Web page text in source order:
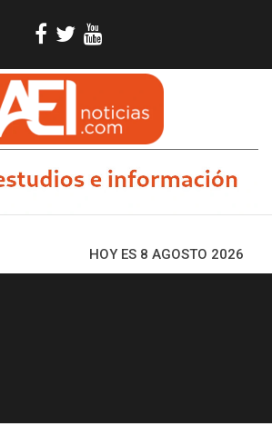
HOY ES 8 AGOSTO 2026